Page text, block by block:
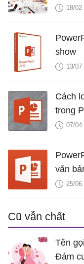
18/02
show
13/07
Cách
trong
07/04
văn
25/06
Cũ vẫn chất
Tên
Đám